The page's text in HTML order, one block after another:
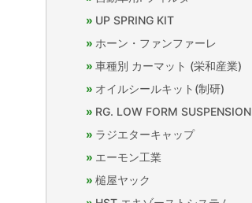
UP SPRING KIT
ホーン・ファンファーレ
車種別 カーマット (栄和産業)
オイルシールキット(制研)
RG. LOW FORM SUSPENSION
ラジエターキャップ
エーモン工業
槌屋ヤック